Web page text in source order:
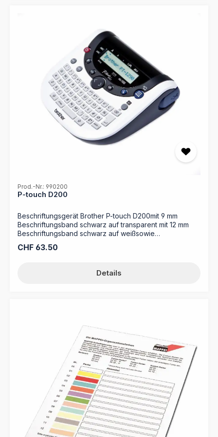
Prod.-Nr.: 990200
P-touch D200
Beschriftungsgerät Brother P-touch D200mit 9 mm
Beschriftungsband schwarz auf transparent mit 12 mm
Beschriftungsband schwarz auf weißsowie
Regulärer Preis:
CHF 63.50
Details